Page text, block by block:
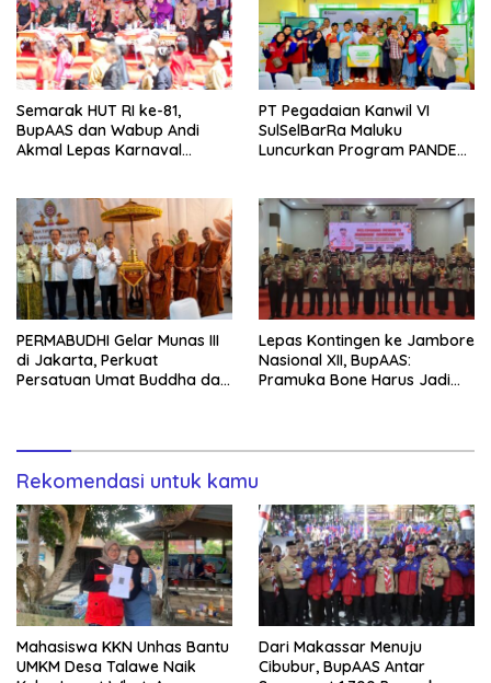
Semarak HUT RI ke-81,
BupAAS dan Wabup Andi
Akmal Lepas Karnaval
PT Pegadaian Kanwil VI
SulSelBarRa Maluku
Luncurkan Program PANDE
PERMABUDHI Gelar Munas III
di Jakarta, Perkuat
Persatuan Umat Buddha dan
Lepas Kontingen ke Jambore
Nasional XII, BupAAS:
Pramuka Bone Harus Jadi
Rekomendasi untuk kamu
Mahasiswa KKN Unhas Bantu
UMKM Desa Talawe Naik
Dari Makassar Menuju
Cibubur, BupAAS Antar